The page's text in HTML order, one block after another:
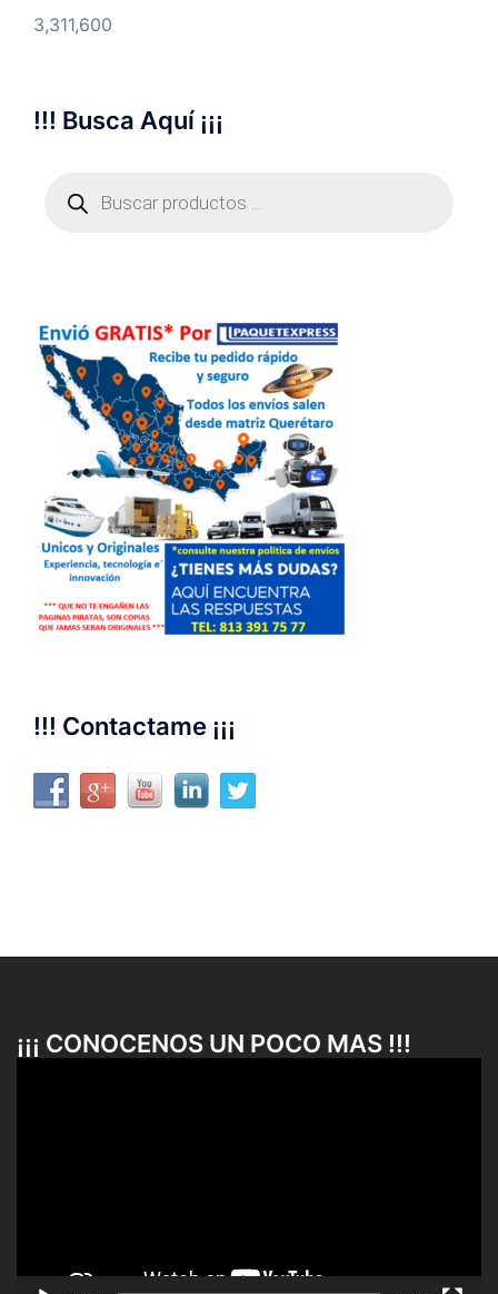
3,311,600
!!! Busca Aquí ¡¡¡
productos
!!! Contactame ¡¡¡
¡¡¡ CONOCENOS UN POCO MAS !!!